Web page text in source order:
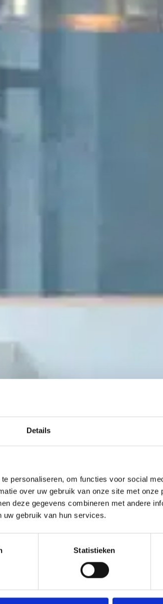
Details
personaliseren, om functies voor social
over uw gebruik van onze site met onze
deze gegevens combineren met andere
gebruik van hun services.
Statistieken